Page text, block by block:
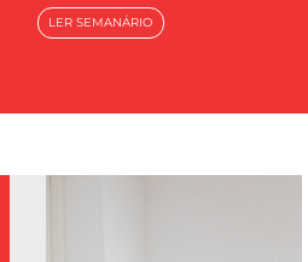
LER SEMANÁRIO